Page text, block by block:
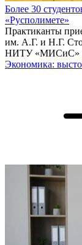
Более 30
«Русполимете»
Практиканты
им. А.Г. и Н.Г.
НИТУ «МИСиС» и
Экономика: